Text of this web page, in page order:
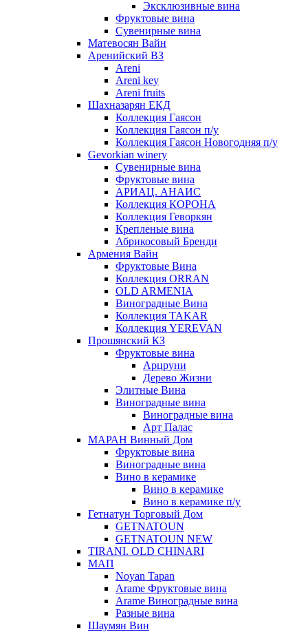
Эксклюзивные вина
Фруктовые вина
Cувенирные вина
Матевосян Вайн
Аренийский ВЗ
Areni
Areni key
Areni fruits
Шахназарян ЕКД
Коллекция Гаясон
Коллекция Гаясон п/у
Коллекция Гаясон Новогодняя п/у
Gevorkian winery
Сувенирные вина
Фруктовые вина
АРИАЦ. АНАИС
Коллекция КОРОНА
Коллекция Геворкян
Крепленые вина
Абрикосовый Бренди
Армения Вайн
Фруктовые Вина
Коллекция ORRAN
OLD ARMENIA
Виноградные Вина
Коллекция TAKAR
Коллекция YEREVAN
Прошянский КЗ
Фруктовые вина
Арцруни
Дерево Жизни
Элитные Вина
Виноградные вина
Виноградные вина
Арт Палас
МАРАН Винный Дом
Фруктовые вина
Виноградные вина
Вино в керамике
Вино в керамике
Вино в керамике п/у
Гетнатун Торговый Дом
GETNATOUN
GETNATOUN NEW
TIRANI. OLD CHINARI
МАП
Noyan Tapan
Arame Фруктовые вина
Arame Виноградные вина
Разные вина
Шаумян Вин